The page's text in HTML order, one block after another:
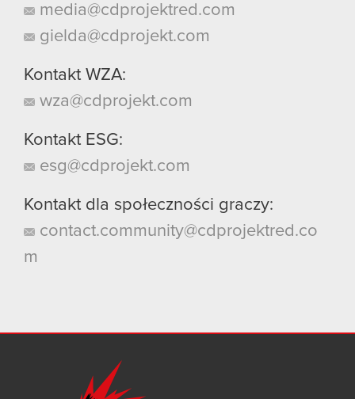
media@cdprojektred.com
gielda@cdprojekt.com
Kontakt WZA:
wza@cdprojekt.com
Kontakt ESG:
esg@cdprojekt.com
Kontakt dla społeczności graczy:
contact.community@cdprojektred.co
m